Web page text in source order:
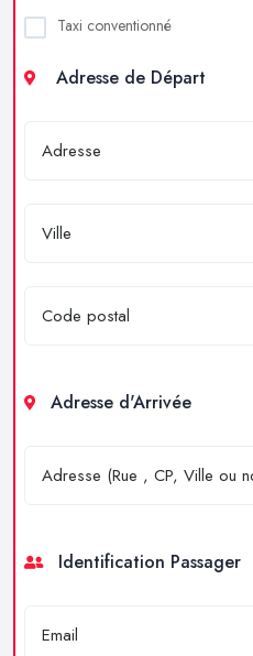
Taxi conventionné
Adresse de Départ
Adresse d'Arrivée
Identification Passager